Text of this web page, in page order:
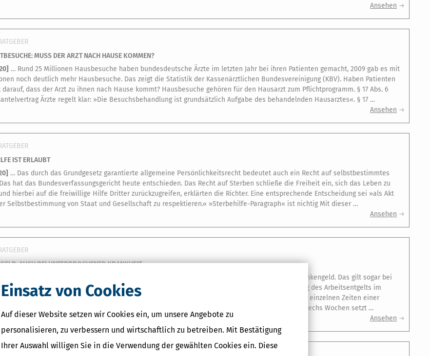
Einsatz von Cookies
Auf dieser Website setzen wir Cookies ein, um unsere Angebote zu
personalisieren, zu verbessern und wirtschaftlich zu betreiben. Mit Bestätigung
Ihrer Auswahl willigen Sie in die Verwendung der gewählten Cookies ein. Diese
Ansehen
MUSS DER ARZT NACH HAUSE KOMMEN?
] … Rund 25 Millionen Hausbesuche haben bundesdeutsche Ärzte im letzten Jahr bei ihren Patienten gemacht, 2009 gab es mit
noch deutlich mehr Hausbesuche. Das zeigt die Statistik der Kassenärztlichen Bundesvereinigung (KBV). Haben Patienten
darauf, dass der Arzt zu ihnen nach Hause kommt? Hausbesuche gehören für den Hausarzt zum Pflichtprogramm. § 17 Abs. 6
Ärzte regelt klar: »Die Besuchsbehandlung ist grundsätzlich Aufgabe des behandelnden Hausarztes«. § 17 …
Ansehen
IST ERLAUBT
] … Das durch das Grundgesetz garantierte allgemeine Persönlichkeitsrecht bedeutet auch ein Recht auf selbstbestimmtes
hat das Bundesverfassungsgericht heute entschieden. Das Recht auf Sterben schließe die Freiheit ein, sich das Leben zu
hierbei auf die freiwillige Hilfe Dritter zurückzugreifen, erklärten die Richter. Eine entsprechende Entscheidung sei »als Akt
Selbstbestimmung von Staat und Gesellschaft zu respektieren.« »Sterbehilfe-Paragraph« ist nichtig Mit dieser …
Ansehen
AUCH BEI UNTERBROCHENER KRANKHEIT
… Nach sechs Wochen Arbeitsunfähigkeit wegen derselben Krankheit besteht Anspruch auf Krankengeld. Das gilt sogar bei
Arbeitnehmer, die freiwillig gesetzlich versichert sind, haben Anspruch auf die Fortzahlung des Arbeitsentgelts im
bis zur Dauer von sechs Wochen. Das wird arbeitsrechtlich allgemein so verstanden, dass die einzelnen Zeiten einer
addiert werden – jedenfalls soweit es sich um dieselbe Krankheit handelt. Nach diesen sechs Wochen setzt …
Ansehen